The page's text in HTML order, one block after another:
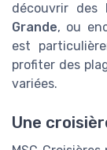
découvrir des
Grande, ou
est
profiter des
variées.
Une